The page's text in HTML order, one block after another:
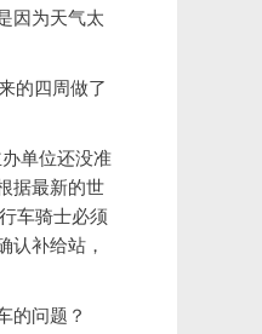
因为天气太
的四周做了
单位还没准
据最新的世
车骑士必须
认补给站，
的问题？